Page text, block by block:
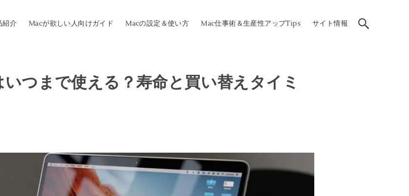
紹介 Macが欲しい人向けガイド Macの設定＆使い方 Mac仕事術＆生産性アップTips サイト情報
つまで使える？寿命と買い替えタイミ